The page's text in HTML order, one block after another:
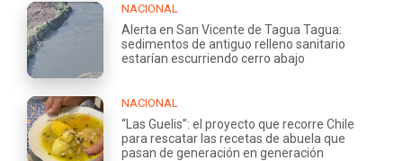
NACIONAL
Alerta en San Vicente de Tagua Tagua:
sedimentos de antiguo relleno sanitario
estarían escurriendo cerro abajo
NACIONAL
“Las Guelis”: el proyecto que recorre Chile
para rescatar las recetas de abuela que
pasan de generación en generación